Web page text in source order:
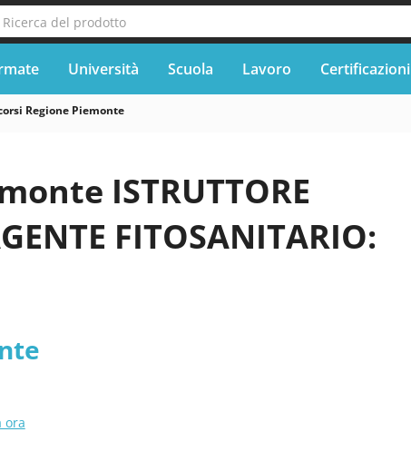
Ricerca del prodotto
Università Scuola Lavoro Certificazioni
Regione Piemonte
ISTRUTTORE
FITOSANITARIO:
ora